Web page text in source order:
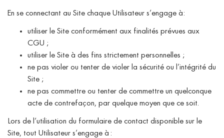
En se connectant au Site chaque Utilisateur s’engage à:
utiliser le Site conformément aux finalités prévues aux
CGU ;
utiliser le Site à des fins strictement personnelles ;
ne pas violer ou tenter de violer la sécurité ou l’intégrité du
Site ;
ne pas commettre ou tenter de commettre un quelconque
acte de contrefaçon, par quelque moyen que ce soit.
Lors de l’utilisation du formulaire de contact disponible sur le
Site, tout Utilisateur s’engage à :